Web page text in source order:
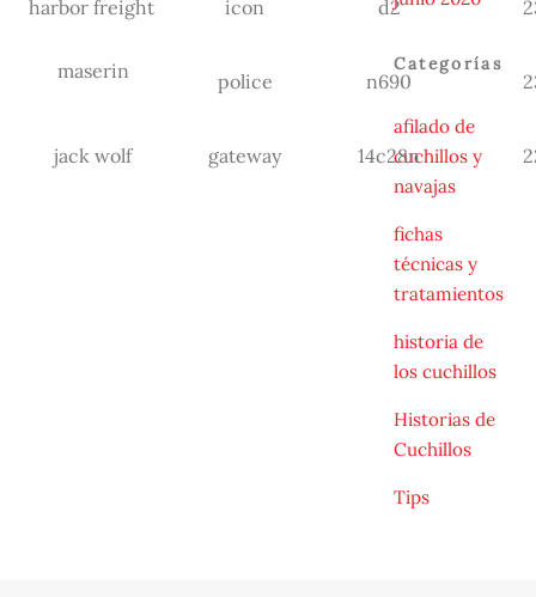
harbor freight icon d2
maserin police n690
jack wolf gateway 14c28n
Categorías
afilado de
cuchillos y
navajas
fichas
técnicas y
tratamientos
historia de
los cuchillos
Historias de
Cuchillos
Tips